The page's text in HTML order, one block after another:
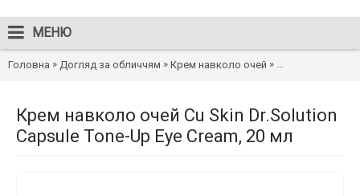
МЕНЮ
Головна » Догляд за обличчям » Крем навколо очей » Крем навколо
Крем навколо очей Cu Skin Dr.Solution
Capsule Tone-Up Eye Cream, 20 мл